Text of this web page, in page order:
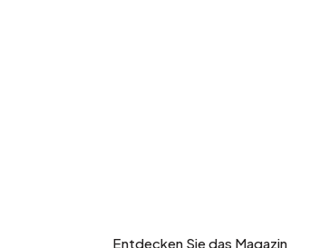
Entdecken Sie das Magazin